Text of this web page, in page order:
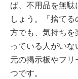
ば、不用品を無
しょう。「捨て
方でも、気持ちを
っている人がい
元の掲示板やフリ
つです。